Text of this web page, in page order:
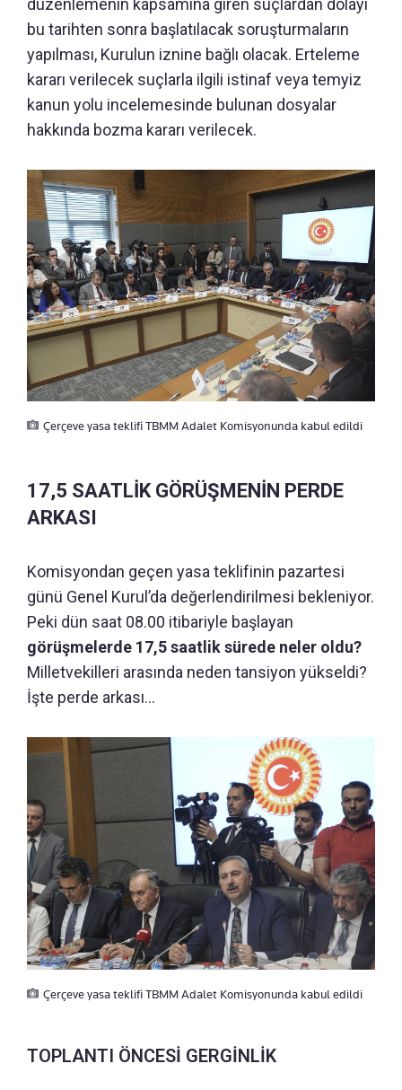
bu tarihten sonra başlatılacak soruşturmaların
yapılması, Kurulun iznine bağlı olacak. Erteleme
kararı verilecek suçlarla ilgili istinaf veya temyiz
kanun yolu incelemesinde bulunan dosyalar
hakkında bozma kararı verilecek.
Çerçeve yasa teklifi TBMM Adalet Komisyonunda kabul edildi
17,5 SAATLİK GÖRÜŞMENİN PERDE
ARKASI
Komisyondan geçen yasa teklifinin pazartesi
günü Genel Kurul’da değerlendirilmesi bekleniyor.
Peki dün saat 08.00 itibariyle başlayan
görüşmelerde 17,5 saatlik sürede neler oldu?
Milletvekilleri arasında neden tansiyon yükseldi?
İşte perde arkası…
Çerçeve yasa teklifi TBMM Adalet Komisyonunda kabul edildi
TOPLANTI ÖNCESİ GERGİNLİK